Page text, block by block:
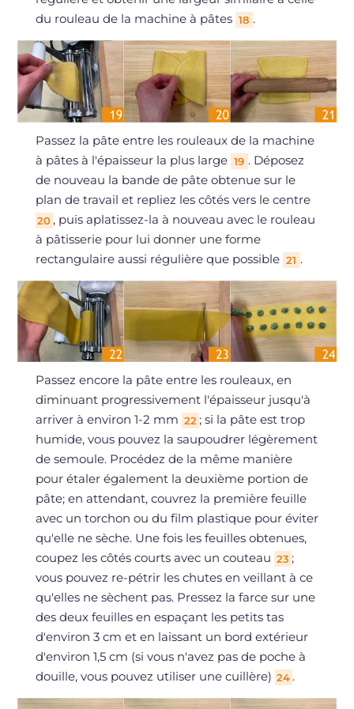
du rouleau de la machine à pâtes 18 .
Passez la pâte entre les rouleaux de la machine
à pâtes à l'épaisseur la plus large 19 . Déposez
de nouveau la bande de pâte obtenue sur le
plan de travail et repliez les côtés vers le centre
20 , puis aplatissez-la à nouveau avec le rouleau
à pâtisserie pour lui donner une forme
rectangulaire aussi régulière que possible 21 .
Passez encore la pâte entre les rouleaux, en
diminuant progressivement l'épaisseur jusqu'à
arriver à environ 1-2 mm 22 ; si la pâte est trop
humide, vous pouvez la saupoudrer légèrement
de semoule. Procédez de la même manière
pour étaler également la deuxième portion de
pâte; en attendant, couvrez la première feuille
avec un torchon ou du film plastique pour éviter
qu'elle ne sèche. Une fois les feuilles obtenues,
coupez les côtés courts avec un couteau 23 ;
vous pouvez re-pétrir les chutes en veillant à ce
qu'elles ne sèchent pas. Pressez la farce sur une
des deux feuilles en espaçant les petits tas
d'environ 3 cm et en laissant un bord extérieur
d'environ 1,5 cm (si vous n'avez pas de poche à
douille, vous pouvez utiliser une cuillère) 24 .